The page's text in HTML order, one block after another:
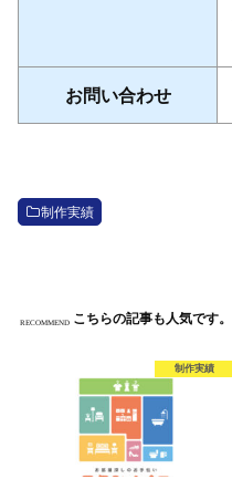
お問い合わせ
制作実績
RECOMMEND こちらの記事も人気です。
制作実績